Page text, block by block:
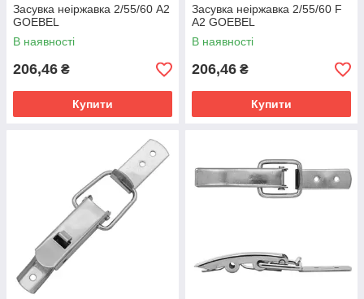
Засувка неіржавка 2/55/60 A2
GOEBEL
В наявності
206,46 ₴
Купити
Засувка неіржавка 2/55/60 F
A2 GOEBEL
В наявності
206,46 ₴
Купити